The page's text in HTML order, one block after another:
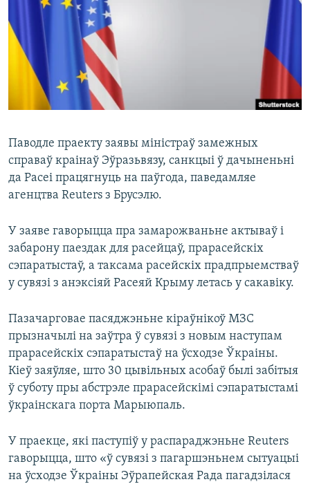
КУЛЬТУРА
КАЛЯНДАР
МОВА
НА ХВАЛЯХ СВАБОДЫ
Паводле праекту заявы міністраў замежных
справаў краінаў Эўразьвязу, санкцыі ў дачыненьні
да Расеі працягнуць на паўгода, паведамляе
агенцтва Reuters з Брусэлю.
У заяве гаворыцца пра замарожваньне актываў і
забарону паездак для расейцаў, прарасейскіх
сэпаратыстаў, а таксама расейскіх прадпрыемстваў
у сувязі з анэксіяй Расеяй Крыму летась у сакавіку.
Пазачарговае пасяджэньне кіраўнікоў МЗС
прызначылі на заўтра ў сувязі з новым наступам
прарасейскіх сэпаратыстаў на ўсходзе Ўкраіны.
Кіеў заяўляе, што 30 цывільных асобаў былі забітыя
ў суботу пры абстрэле прарасейскімі сэпаратыстамі
ўкраінскага порта Марыюпаль.
У праекце, які паступіў у распараджэньне Reuters
гаворыцца, што «ў сувязі з пагаршэньнем сытуацыі
на ўсходзе Ўкраіны Эўрапейская Рада пагадзілася